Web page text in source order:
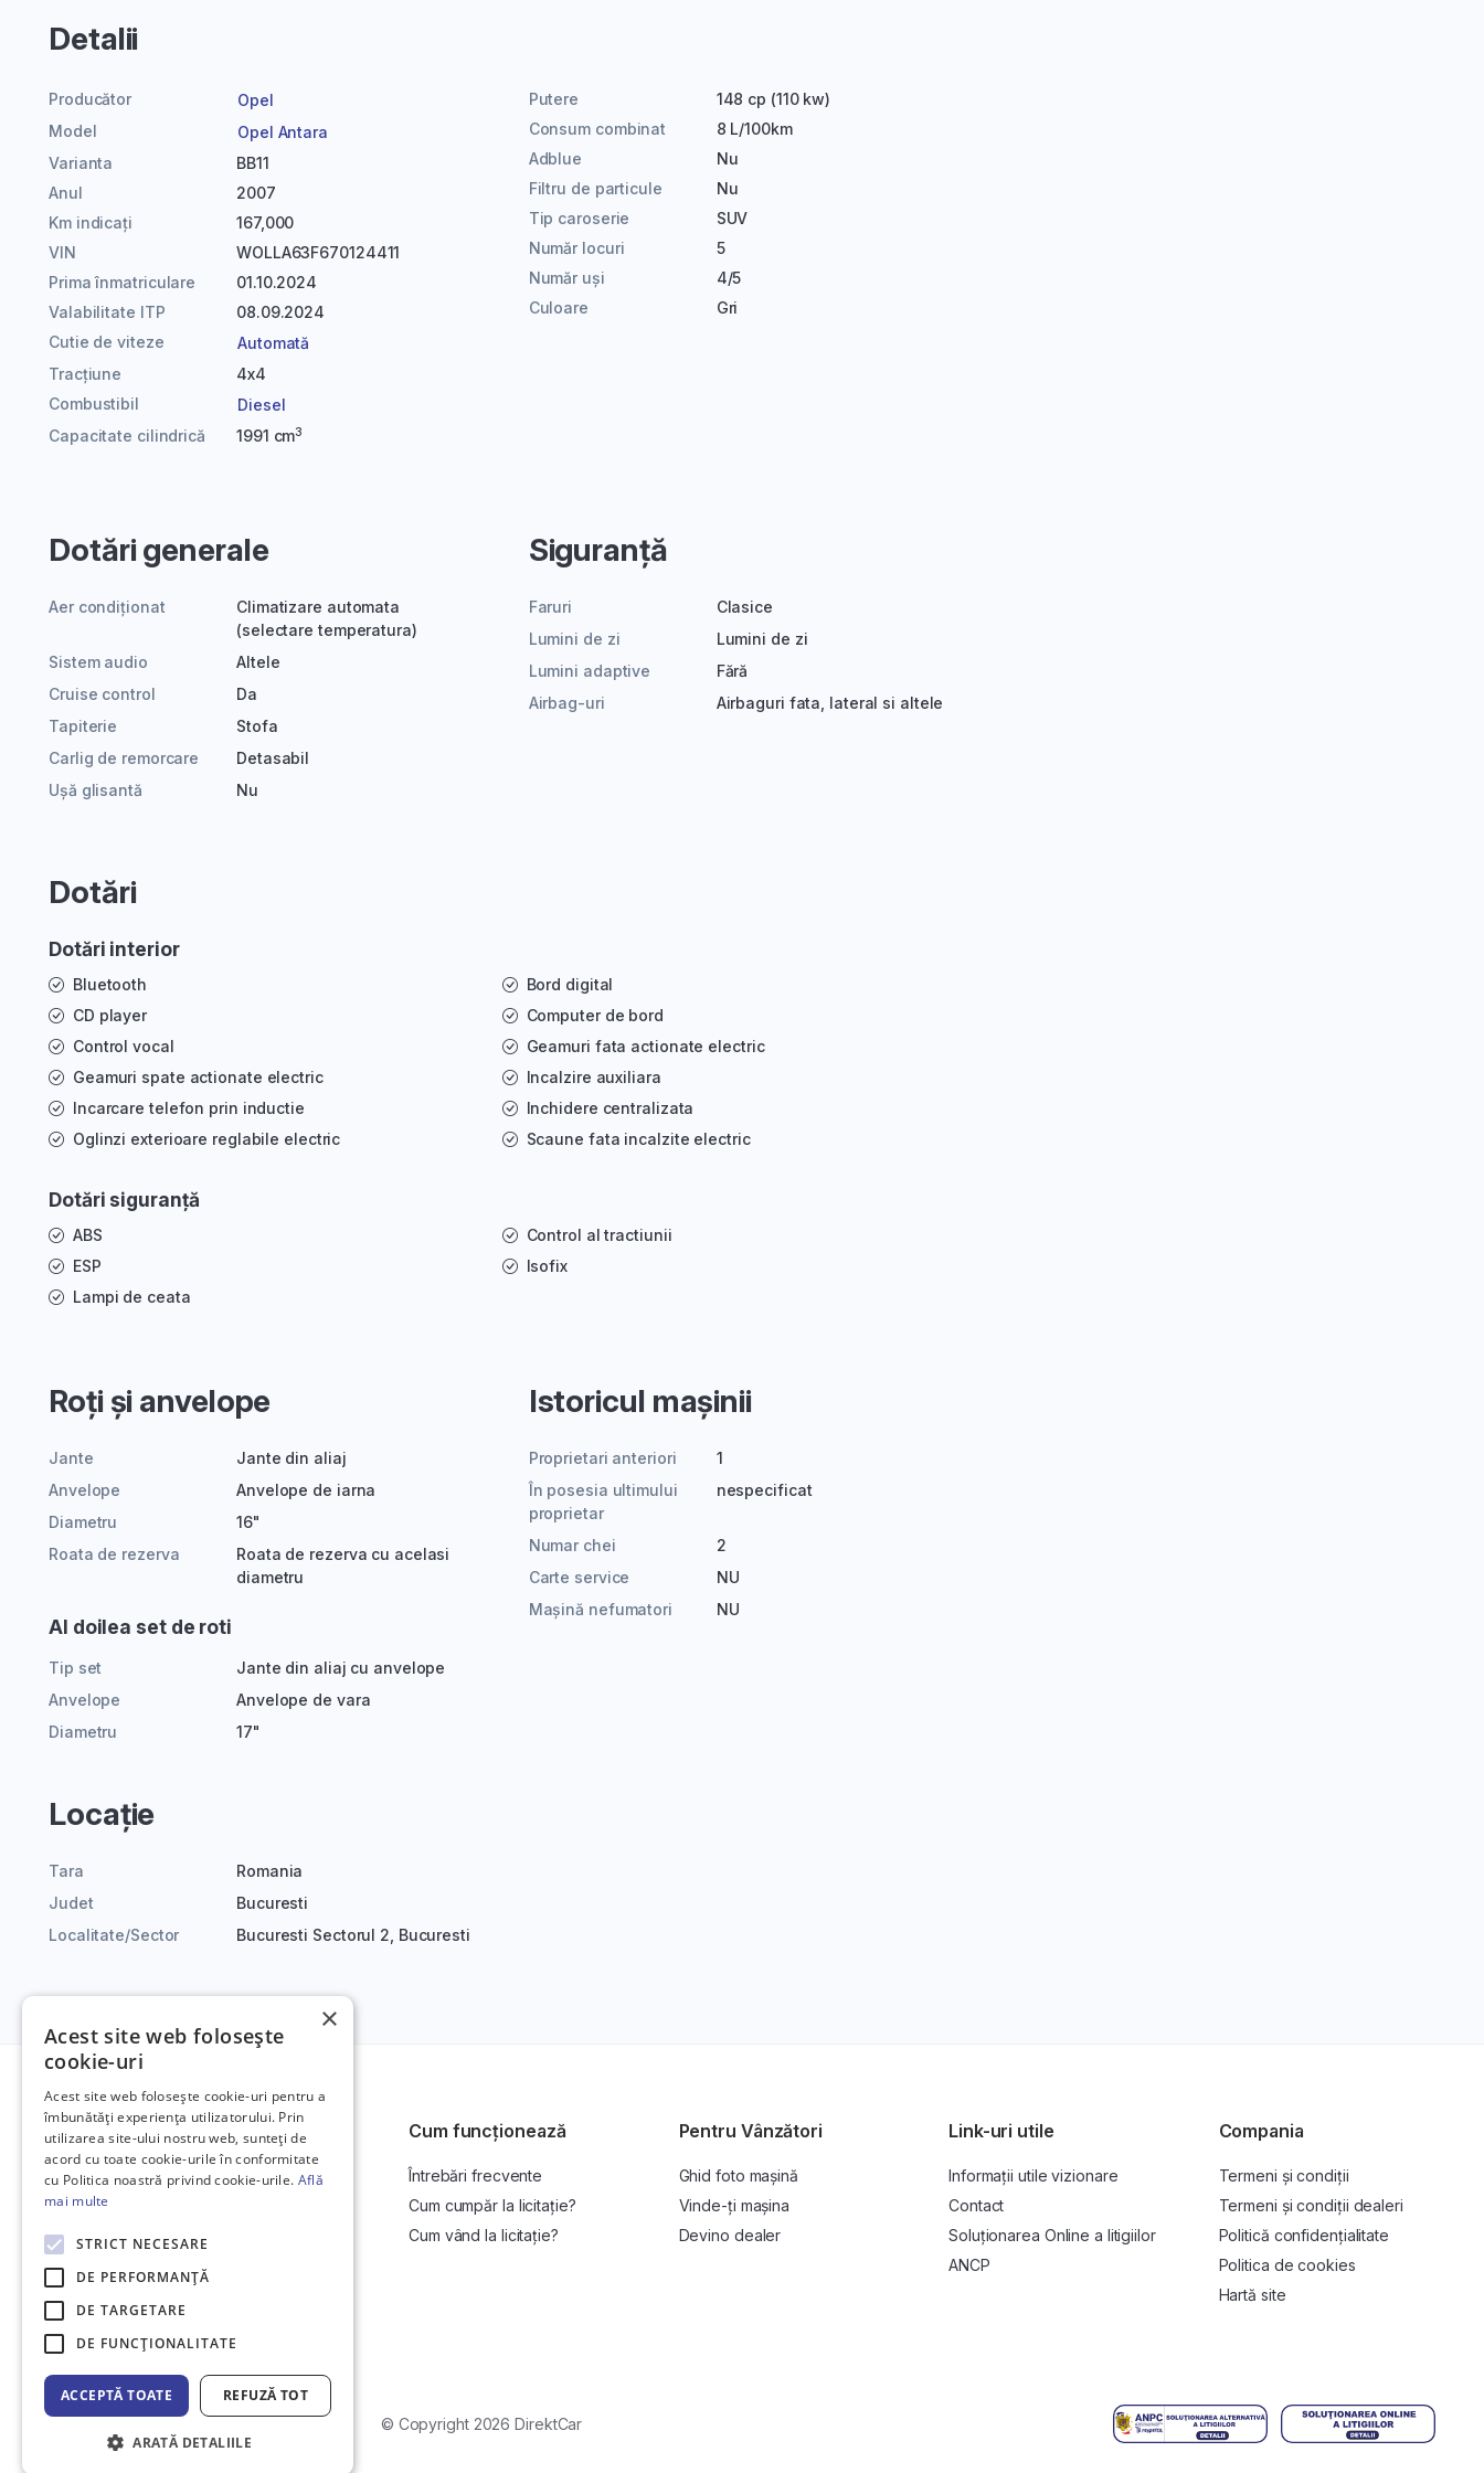
Detalii
Producător
Opel
Model
Opel Antara
Varianta
BB11
Anul
2007
Km indicați
167,000
VIN
WOLLA63F670124411
Prima înmatriculare
01.10.2024
Valabilitate ITP
08.09.2024
Cutie de viteze
Automată
Tracțiune
4x4
Combustibil
Diesel
Capacitate cilindrică
1991 cm3
Putere
148 cp (110 kw)
Consum combinat
8 L/100km
Adblue
Nu
Filtru de particule
Nu
Tip caroserie
SUV
Număr locuri
5
Număr uși
4/5
Culoare
Gri
Dotări generale
Aer condiționat
Climatizare automata
(selectare temperatura)
Sistem audio
Altele
Cruise control
Da
Tapiterie
Stofa
Carlig de remorcare
Detasabil
Ușă glisantă
Nu
Siguranță
Faruri
Clasice
Lumini de zi
Lumini de zi
Lumini adaptive
Fără
Airbag-uri
Airbaguri fata, lateral si altele
Dotări
Dotări interior
Bluetooth
Bord digital
CD player
Computer de bord
Control vocal
Geamuri fata actionate electric
Geamuri spate actionate electric
Incalzire auxiliara
Incarcare telefon prin inductie
Inchidere centralizata
Oglinzi exterioare reglabile electric
Scaune fata incalzite electric
Dotări siguranță
ABS
Control al tractiunii
ESP
Isofix
Lampi de ceata
Roți și anvelope
Jante
Jante din aliaj
Anvelope
Anvelope de iarna
Diametru
16"
Roata de rezerva
Roata de rezerva cu acelasi
diametru
Al doilea set de roti
Tip set
Jante din aliaj cu anvelope
Anvelope
Anvelope de vara
Diametru
17"
Istoricul mașinii
Proprietari anteriori
1
În posesia ultimului
proprietar
nespecificat
Numar chei
2
Carte service
NU
Mașină nefumatori
NU
Locație
Tara
Romania
Judet
Bucuresti
Localitate/Sector
Bucuresti Sectorul 2, Bucuresti
Platformă de anunțuri auto și licitații
auto online.
Cum funcționează
Întrebări frecvente
Cum cumpăr la licitație?
Cum vând la licitație?
Pentru Vânzători
Ghid foto mașină
Vinde-ți mașina
Devino dealer
Link-uri utile
Informații utile vizionare
Contact
Soluționarea Online a litigiilor
ANCP
Compania
Termeni și condiții
Termeni și condiții dealeri
Politică confidențialitate
Politica de cookies
Hartă site
© Copyright 2026 DirektCar
×
Acest site web folosește
cookie-uri
Acest site web folosește cookie-uri pentru a
îmbunătăți experiența utilizatorului. Prin
utilizarea site-ului nostru web, sunteți de
acord cu toate cookie-urile în conformitate
cu Politica noastră privind cookie-urile. Află
mai multe
STRICT NECESARE
DE PERFORMANȚĂ
DE TARGETARE
DE FUNCŢIONALITATE
ACCEPTĂ TOATE REFUZĂ TOT
ARATĂ DETALIILE